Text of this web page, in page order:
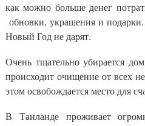
как можно больше денег
обновки, украшения и
Новый Год не дарят.
Очень тщательно убирается
происходит очищение от всех
этом освобождается место для
В Таиланде проживает